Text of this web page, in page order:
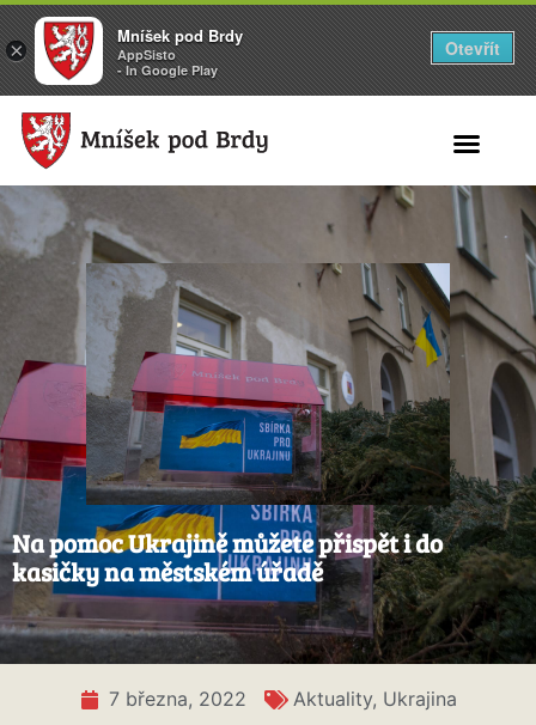
Na pomoc Ukrajině můžete přispět i do
kasičky na městském úřadě
7 března, 2022 Aktuality, Ukrajina
×
Mníšek pod Brdy
AppSisto
- In Google Play
Otevřít